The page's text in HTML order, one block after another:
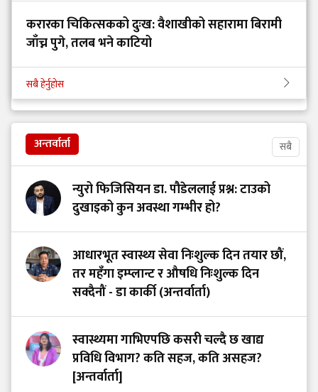
करारका चिकित्सकको दुःख: वैशाखीको सहारामा बिरामी
जाँच्न पुगे, तलब भने काटियो
सबै हेर्नुहोस
अन्तर्वार्ता सबै
न्युरो फिजिसियन डा. पौडेललाई प्रश्न: टाउको
दुखाइको कुन अवस्था गम्भीर हो?
आधारभूत स्वास्थ्य सेवा निःशुल्क दिन तयार छौं,
तर महँगा इम्प्लान्ट र औषधि निःशुल्क दिन
सक्दैनौं - डा कार्की (अन्तर्वार्ता)
स्वास्थ्यमा गाभिएपछि कसरी चल्दै छ खाद्य
प्रविधि विभाग? कति सहज, कति असहज?
[अन्तर्वार्ता]